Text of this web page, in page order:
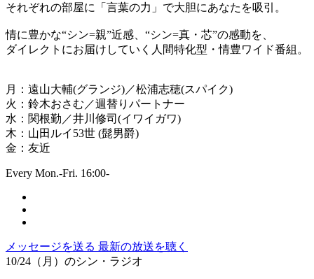
それぞれの部屋に「言葉の力」で大胆にあなたを吸引。
情に豊かな“シン=親”近感、“シン=真・芯”の感動を、
ダイレクトにお届けしていく人間特化型・情豊ワイド番組。
月：遠山大輔(グランジ)／松浦志穂(スパイク)
火：鈴木おさむ／週替りパートナー
水：関根勤／井川修司(イワイガワ)
木：山田ルイ53世 (髭男爵)
金：友近
Every Mon.-Fri. 16:00-
メッセージを送る 最新の放送を聴く
10/24（月）のシン・ラジオ